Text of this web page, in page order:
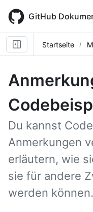
main
content
GitHub
Startseite
Du kannst
Anmerkungen
erläutern, wie
sie für andere
werden können.